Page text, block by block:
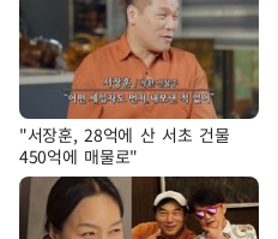
"서장훈, 28억에 산 서초 건물
450억에 매물로"